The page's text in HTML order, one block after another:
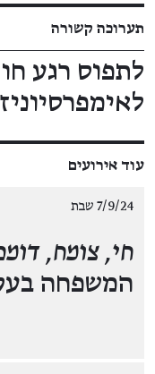
תערוכה קשורה
עוד אירועים
7/9/24 שבת
חי, צומח,
המשפחה